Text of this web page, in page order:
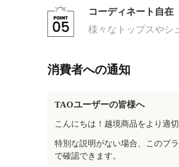
コーディネート自在
様々なトップスやシ
消費者への通知
TAOユーザーの皆様へ
こんにちは！越境商品をより適
特別な説明がない場合、このプ
で確認できます。